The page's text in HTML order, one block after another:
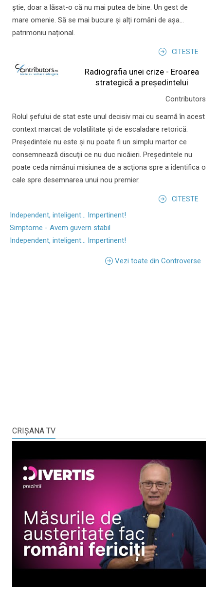
știe, doar a lăsat-o că nu mai putea de bine. Un gest de
mare omenie. Să se mai bucure și alți români de așa...
patrimoniu național.
CITESTE
Radiografia unei crize - Eroarea
strategică a președintelui
Contributors
Rolul şefului de stat este unul decisiv mai cu seamă în acest
context marcat de volatilitate şi de escaladare retorică.
Preşedintele nu este şi nu poate fi un simplu martor ce
consemnează discuţii ce nu duc nicăieri. Preşedintele nu
poate ceda nimănui misiunea de a acţiona spre a identifica o
cale spre desemnarea unui nou premier.
CITESTE
Independent, inteligent... Impertinent!
Simptome - Avem guvern stabil
Independent, inteligent... Impertinent!
Vezi toate din Controverse
CRIŞANA TV